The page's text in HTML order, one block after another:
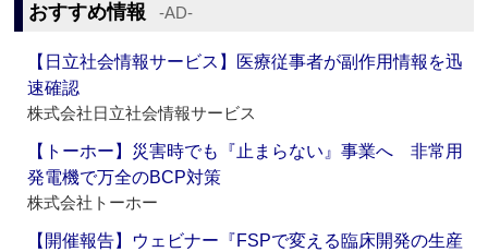
おすすめ情報 ‐AD‐
【日立社会情報サービス】医療従事者が副作用情報を迅
速確認
株式会社日立社会情報サービス
【トーホー】災害時でも『止まらない』事業へ 非常用
発電機で万全のBCP対策
株式会社トーホー
【開催報告】ウェビナー『FSPで変える臨床開発の生産